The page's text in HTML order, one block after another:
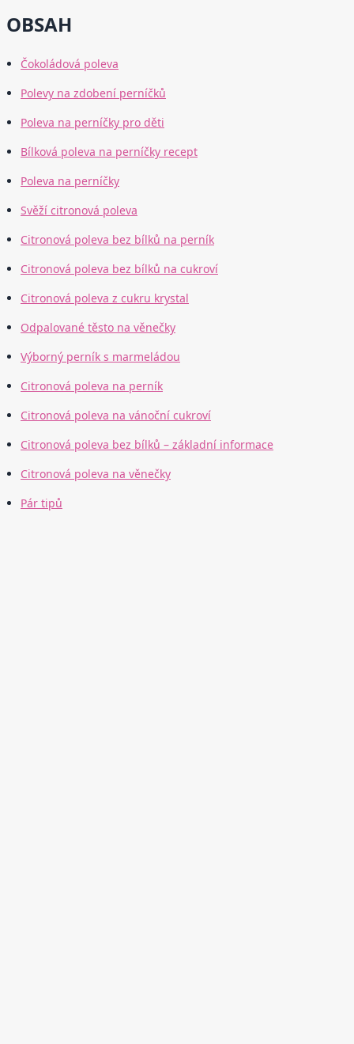
OBSAH
Čokoládová poleva
Polevy na zdobení perníčků
Poleva na perníčky pro děti
Bílková poleva na perníčky recept
Poleva na perníčky
Svěží citronová poleva
Citronová poleva bez bílků na perník
Citronová poleva bez bílků na cukroví
Citronová poleva z cukru krystal
Odpalované těsto na věnečky
Výborný perník s marmeládou
Citronová poleva na perník
Citronová poleva na vánoční cukroví
Citronová poleva bez bílků – základní informace
Citronová poleva na věnečky
Pár tipů